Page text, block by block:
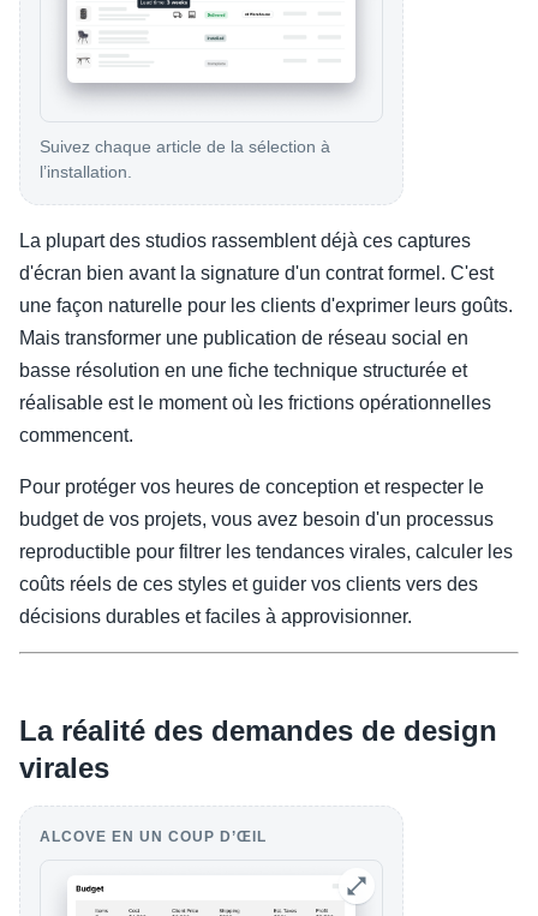
Suivez chaque article de la sélection à
l’installation.
La plupart des studios rassemblent déjà ces captures
d'écran bien avant la signature d'un contrat formel. C'est
une façon naturelle pour les clients d'exprimer leurs goûts.
Mais transformer une publication de réseau social en
basse résolution en une fiche technique structurée et
réalisable est le moment où les frictions opérationnelles
commencent.
Pour protéger vos heures de conception et respecter le
budget de vos projets, vous avez besoin d'un processus
reproductible pour filtrer les tendances virales, calculer les
coûts réels de ces styles et guider vos clients vers des
décisions durables et faciles à approvisionner.
La réalité des demandes de design
virales
ALCOVE EN UN COUP D’ŒIL